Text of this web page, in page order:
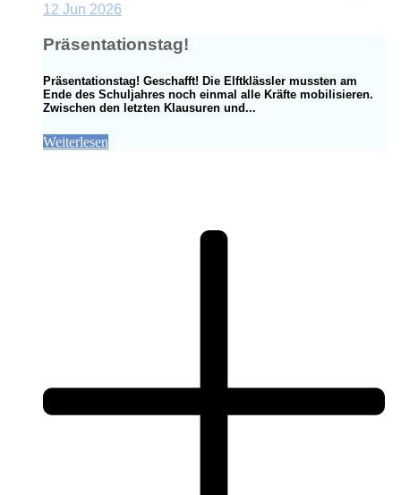
12 Jun 2026
Präsentationstag!
Präsentationstag! Geschafft! Die Elftklässler mussten am
Ende des Schuljahres noch einmal alle Kräfte mobilisieren.
Zwischen den letzten Klausuren und...
Weiterlesen